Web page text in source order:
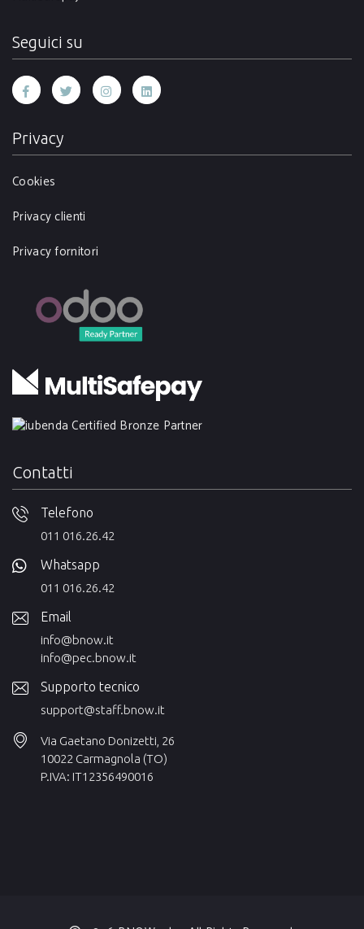
Seguici su
Privacy
Cookies
Privacy clienti
Privacy fornitori
Contatti
Telefono
011 016.26.42
Whatsapp
011 016.26.42
Email
info@bnow.it
info@pec.bnow.it
Supporto tecnico
support@staff.bnow.it
Via Gaetano Donizetti, 26
10022 Carmagnola (TO)
P.IVA: IT12356490016